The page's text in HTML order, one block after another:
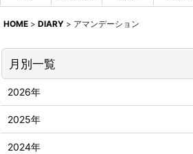
HOME > DIARY > アマンデーション
月別一覧
2026年
2025年
2024年